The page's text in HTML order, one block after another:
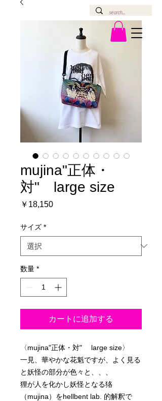
mujina"正体・
対" large size
￥18,150価
サイズ *
数量 *
カートに追加する
〈mujina"正体・対" large size〉
一見、華やかな花魁ですが、よく見る
と妖怪の部分が色々と、、、
狸が人を化かし妖怪となる狢
（mujina）をhellbent lab. 的解釈で